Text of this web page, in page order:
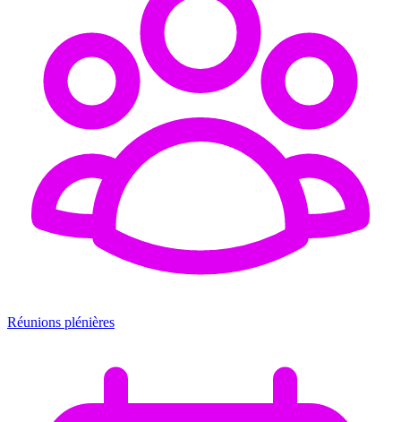
Réunions plénières